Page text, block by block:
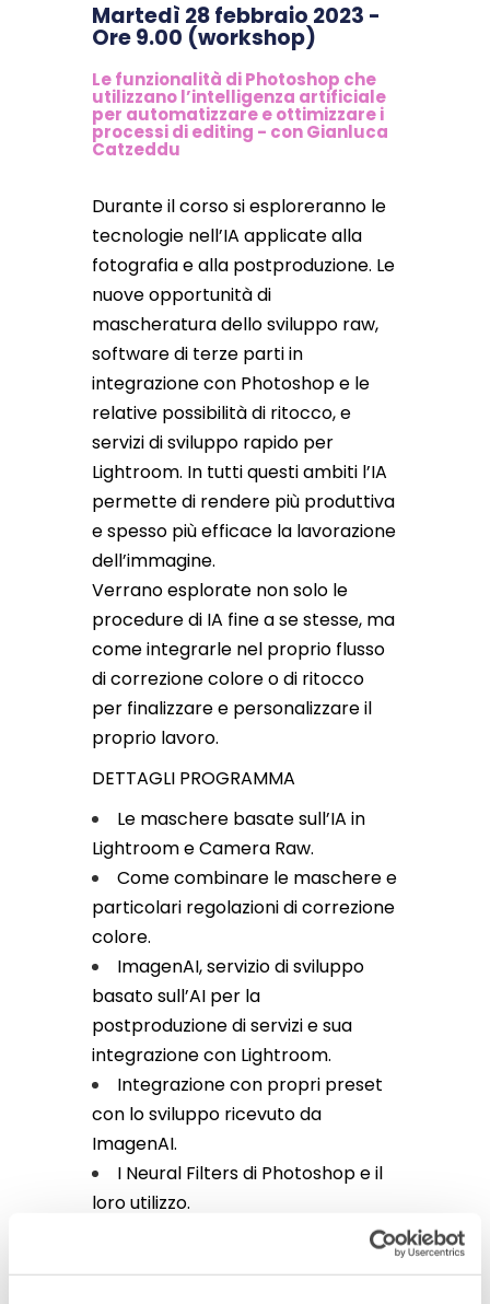
Martedì 28 febbraio 2023 -
Ore 9.00 (workshop)
Le funzionalità di Photoshop che
utilizzano l’intelligenza artificiale
per automatizzare e ottimizzare i
processi di editing - con Gianluca
Catzeddu
Durante il corso si esploreranno le
tecnologie nell’IA applicate alla
fotografia e alla postproduzione. Le
nuove opportunità di
mascheratura dello sviluppo raw,
software di terze parti in
integrazione con Photoshop e le
relative possibilità di ritocco, e
servizi di sviluppo rapido per
Lightroom. In tutti questi ambiti l’IA
permette di rendere più produttiva
e spesso più efficace la lavorazione
dell’immagine.
Verrano esplorate non solo le
procedure di IA fine a se stesse, ma
come integrarle nel proprio flusso
di correzione colore o di ritocco
per finalizzare e personalizzare il
proprio lavoro.
DETTAGLI PROGRAMMA
Le maschere basate sull’IA in
Lightroom e Camera Raw.
Come combinare le maschere e
particolari regolazioni di correzione
colore.
ImagenAI, servizio di sviluppo
basato sull’AI per la
postproduzione di servizi e sua
integrazione con Lightroom.
Integrazione con propri preset
con lo sviluppo ricevuto da
ImagenAI.
I Neural Filters di Photoshop e il
loro utilizzo.
L’IA integrata con gli strumenti di